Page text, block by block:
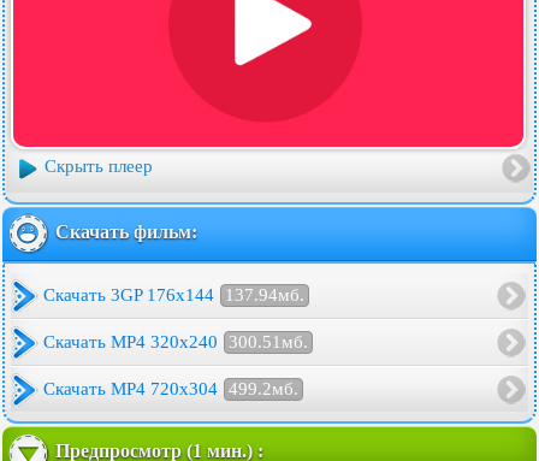
Скрыть плеер
Скачать фильм:
Скачать 3GP 176x144 137.94мб.
Скачать MP4 320x240 300.51мб.
Скачать MP4 720x304 499.2мб.
Предпросмотр (1 мин.) :